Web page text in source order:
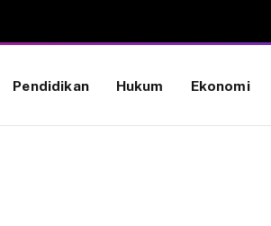
Pendidikan Hukum Ekonomi